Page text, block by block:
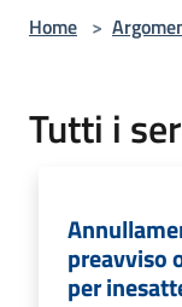
Home >
Tutti i
preavviso
per